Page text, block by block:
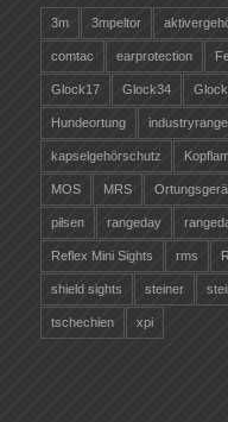
3m 3mpeltor
comtac earprotection
Glock17 Glock34
Hundeortung
kapselgehörschutz
MOS MRS
pilsen rangeday
Reflex Mini Sights rms
shield sights steiner
tschechien xpi